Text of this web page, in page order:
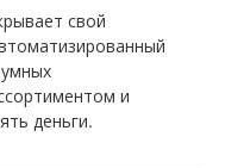
свой
и
деньги.